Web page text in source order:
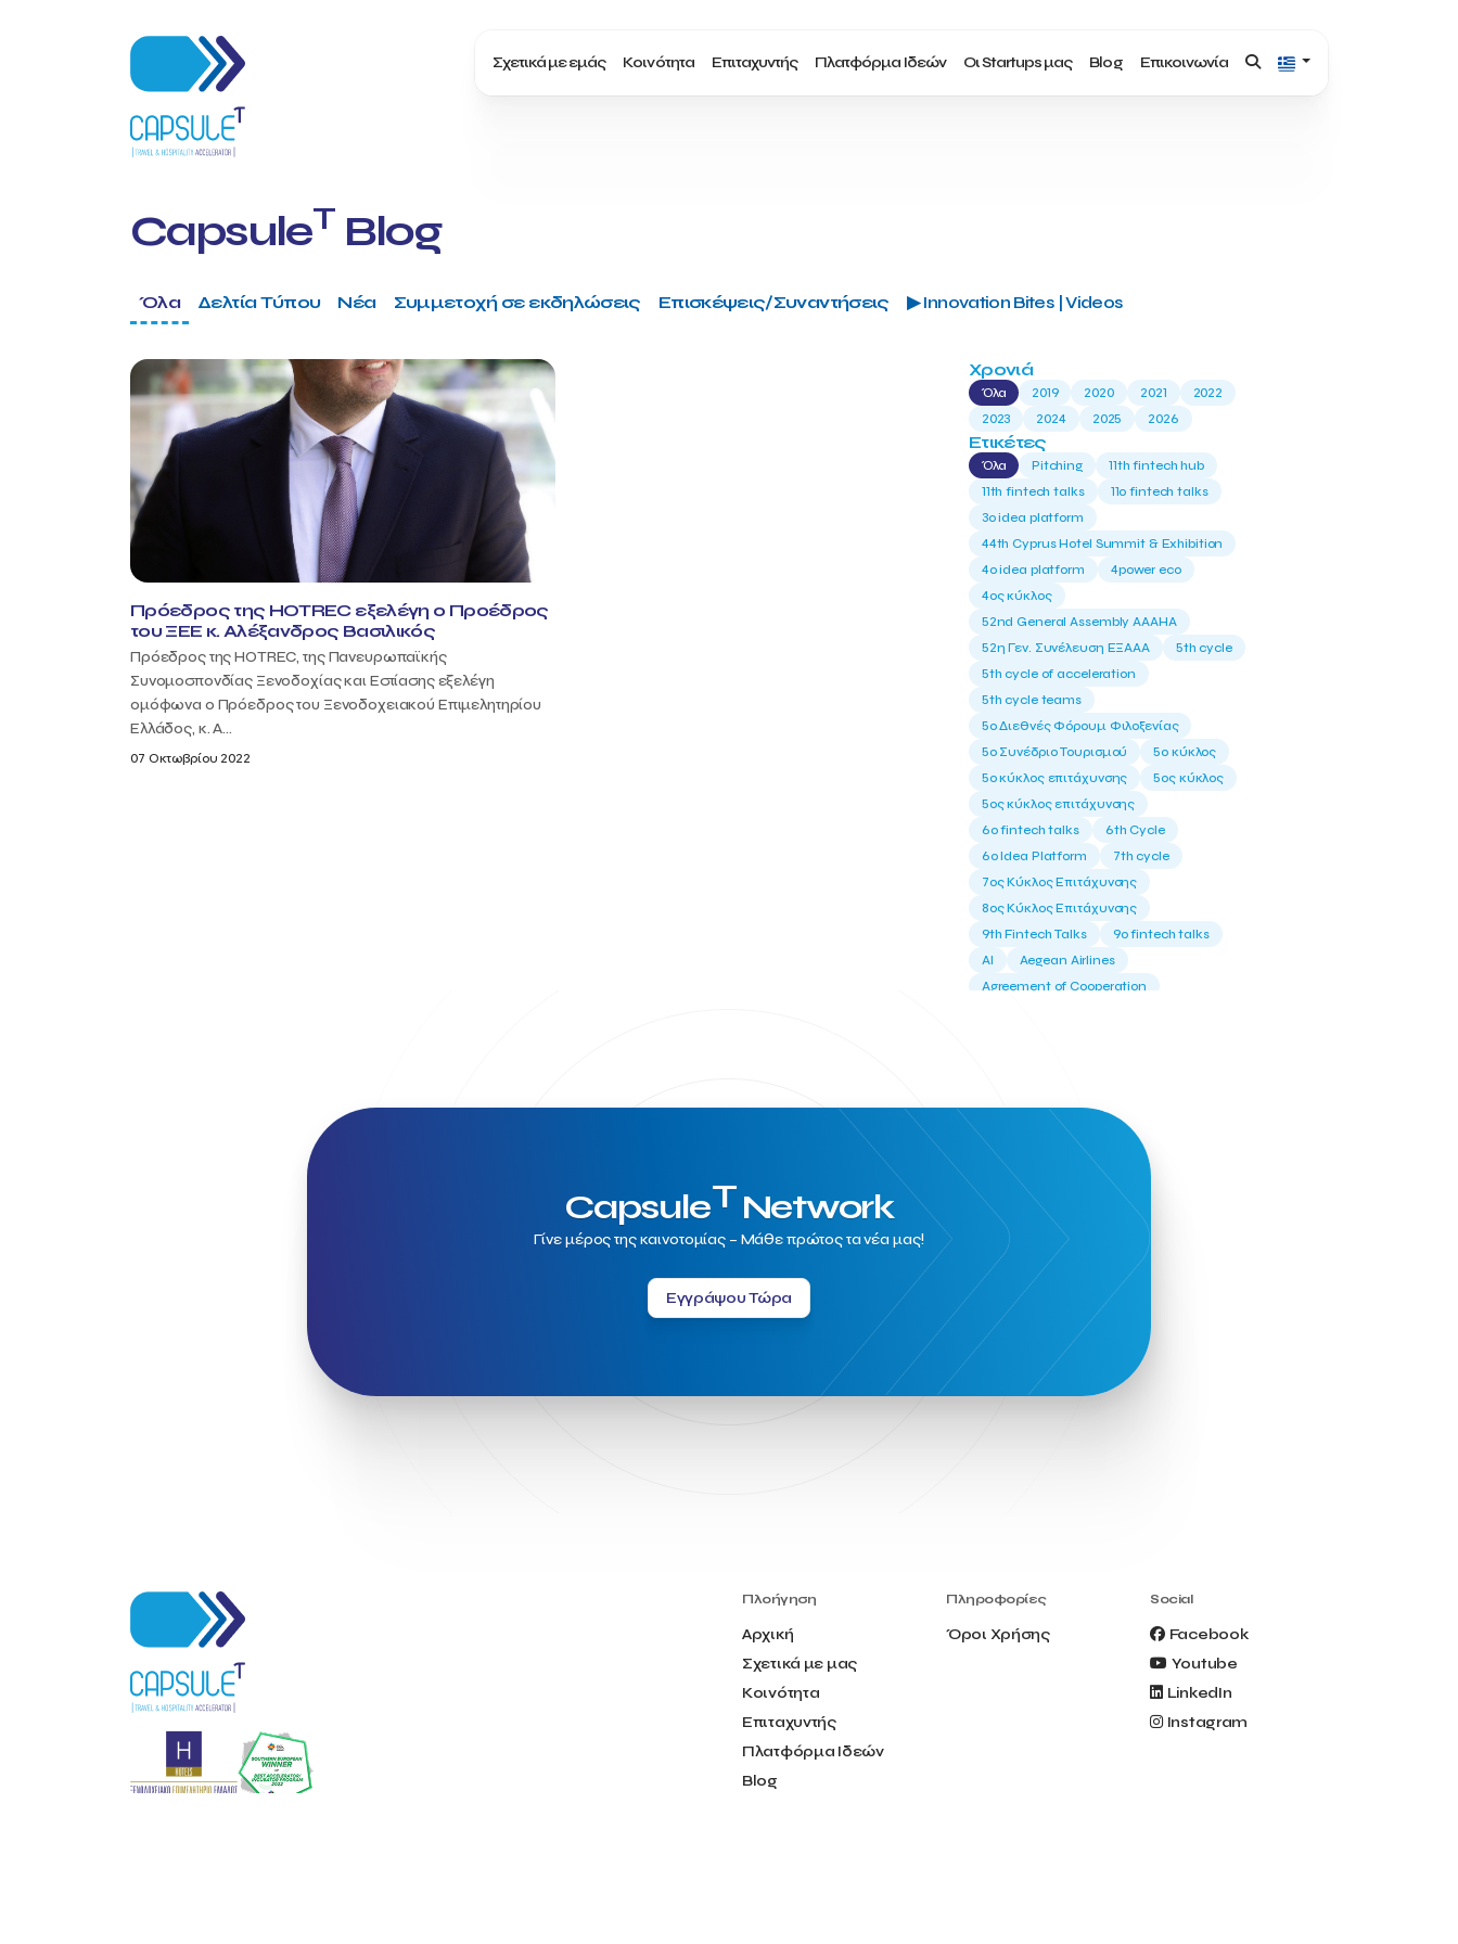
Σχετικά με εμάς Κοινότητα Επιταχυντής Πλατφόρμα Ιδεών Οι Startups μας Blog Επικοινωνία
CapsuleT Blog
Όλα Δελτία Τύπου Νέα Συμμετοχή σε εκδηλώσεις Επισκέψεις/Συναντήσεις ▶ Innovation Bites | Videos
Πρόεδρος της HOTREC εξελέγη ο Προέδρος
του ΞΕΕ κ. Αλέξανδρος Βασιλικός
Πρόεδρος της HOTREC, της Πανευρωπαϊκής
Συνομοσπονδίας Ξενοδοχίας και Εστίασης εξελέγη
ομόφωνα ο Πρόεδρος του Ξενοδοχειακού Επιμελητηρίου
Ελλάδος, κ. Α...
07 Οκτωβρίου 2022
Χρονιά
Όλα 2019 2020 2021
2022
2023
2024 2025 2026
Ετικέτες
Όλα Pitching
11th fintech hub
11th fintech talks
11ο fintech talks
3o idea platform
44th Cyprus Hotel Summit & Exhibition
4o idea platform
4power eco
4ος κύκλος
52nd General Assembly AAAHA
52η Γεν. Συνέλευση ΕΞΑΑΑ
5th cycle
5th cycle of acceleration
5th cycle teams
5ο Διεθνές Φόρουμ Φιλοξενίας
5ο Συνέδριο Τουρισμού
5ο κύκλος
5ο κύκλος επιτάχυνσης
5ος κύκλος
5ος κύκλος επιτάχυνσης
6o fintech talks
6th Cycle
6ο Idea Platform
7th cycle
7ος Κύκλος Επιτάχυνσης
8ος Κύκλος Επιτάχυνσης
9th Fintech Talks
9ο fintech talks
AI
Aegean Airlines
Agreement of Cooperation
Amirandes Grecotel Boutique Resort
Angela Gerekou
Applications
Archimedes Center
Artificial Intelligence
Athens News Agency
Athens University of Economics &
Business
Best accelerator
Best incubator
Bizrupt
Booths 34-35
Borrn
Boutique Hotel
Cactus Royal Spa & Resort Hotel.
Campsaround
Canaves Oia Suites
Creta Maris
Creta Palm
Culture
Deliverback
CapsuleTNetwork
Γίνε μέρος της καινοτομίας – Μάθε πρώτος τα νέα μας!
Εγγράψου Τώρα
Πλοήγηση
Αρχική
Σχετικά με μας
Κοινότητα
Επιταχυντής
Πλατφόρμα Ιδεών
Blog
Πληροφορίες
Όροι Χρήσης
Social
Facebook
Youtube
LinkedIn
Instagram